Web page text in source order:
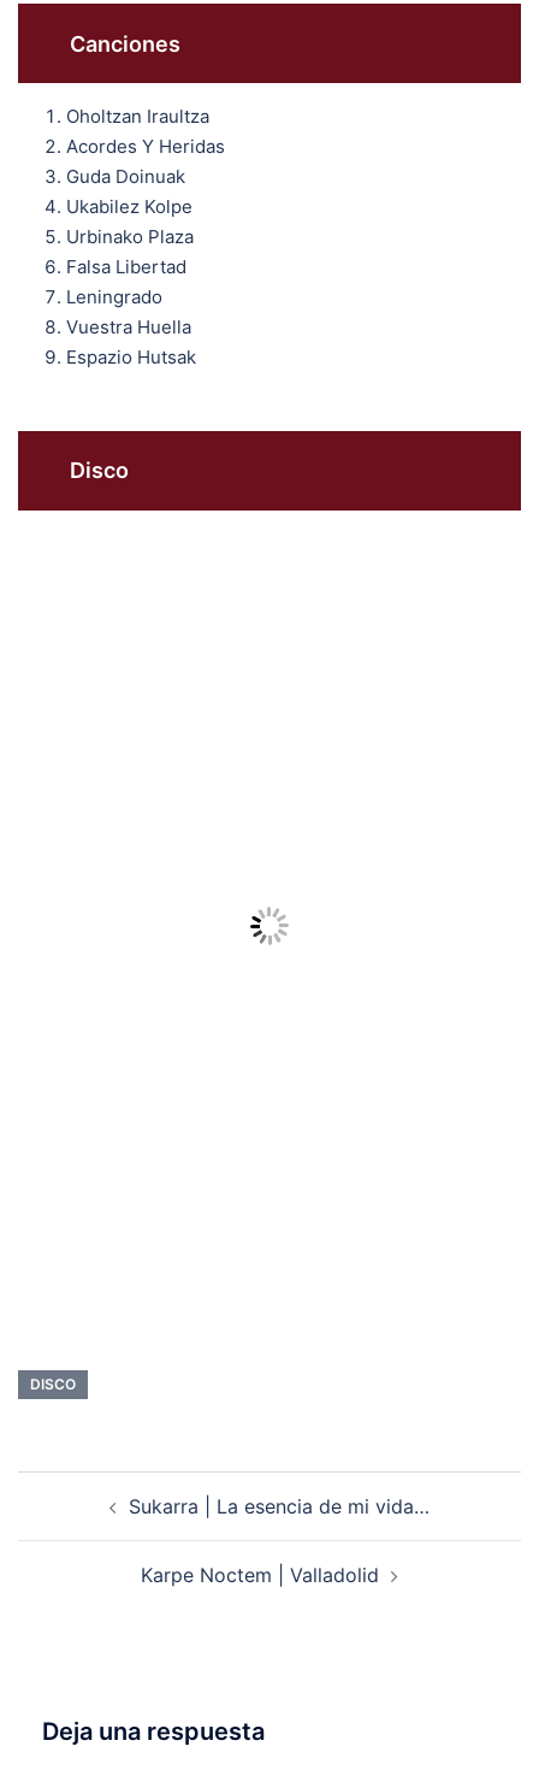
Canciones
Oholtzan Iraultza
Acordes Y Heridas
Guda Doinuak
Ukabilez Kolpe
Urbinako Plaza
Falsa Libertad
Leningrado
Vuestra Huella
Espazio Hutsak
Disco
DISCO
entradas
Sukarra | La esencia de mi vida…
Karpe Noctem | Valladolid
Deja una respuesta